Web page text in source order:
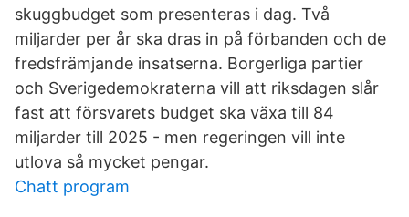
skuggbudget som presenteras i dag. Två
miljarder per år ska dras in på förbanden och de
fredsfrämjande insatserna. Borgerliga partier
och Sverigedemokraterna vill att riksdagen slår
fast att försvarets budget ska växa till 84
miljarder till 2025 - men regeringen vill inte
utlova så mycket pengar.
Chatt program